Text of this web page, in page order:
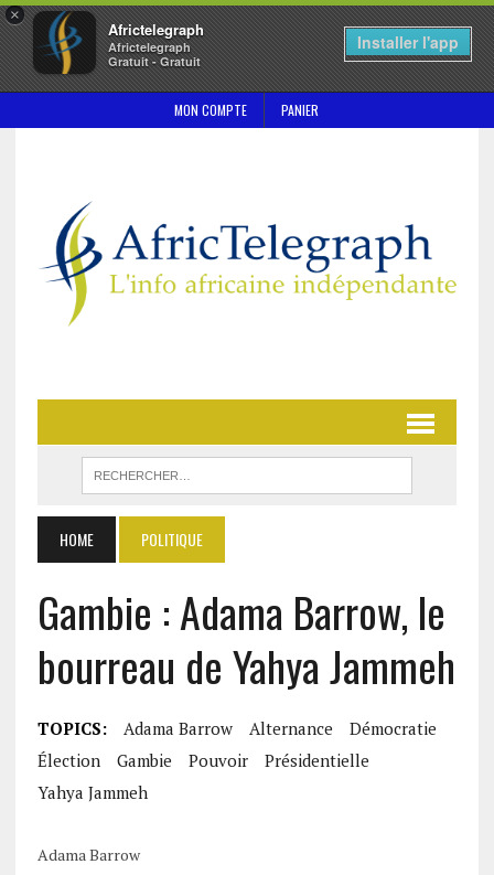
×
Africtelegraph
Africtelegraph
Gratuit - Gratuit
Installer l'app
MON COMPTE PANIER
HOME POLITIQUE
Gambie : Adama Barrow, le
bourreau de Yahya Jammeh
TOPICS: Adama Barrow Alternance
Démocratie
Élection
Gambie Pouvoir
Présidentielle
Yahya Jammeh
Adama Barrow